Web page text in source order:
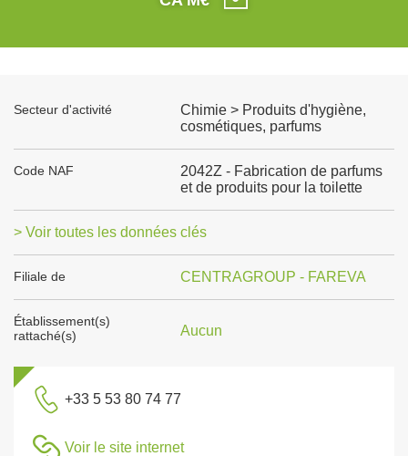
Secteur d'activité
Chimie > Produits d'hygiène,
cosmétiques, parfums
Code NAF
2042Z - Fabrication de parfums
et de produits pour la toilette
> Voir toutes les données clés
Filiale de CENTRAGROUP - FAREVA
Établissement(s)
rattaché(s)
Aucun
+33 5 53 80 74 77
Voir le site internet